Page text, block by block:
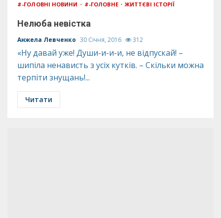
#-ГОЛОВНІ НОВИНИ #-ГОЛОВНЕ ЖИТТЄВІ ІСТОРІЇ
Нелюба невістка
Анжела Левченко 30 Січня, 2016 312
«Ну давай уже! Души-и-и-и, не відпускай! –
шипіла ненависть з усіх кутків. – Скільки можна
терпіти знущань!...
Читати